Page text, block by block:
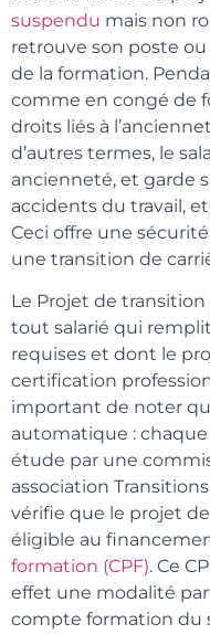
suspendu mais non
retrouve son poste ou
de la formation.
comme en congé de
droits liés à
d’autres termes, le
ancienneté, et garde
accidents du travail,
Ceci offre une
une transition de
Le Projet de
tout salarié qui
requises et dont le
certification
important de noter
automatique : chaque
étude par une
association
vérifie que le projet
éligible au
formation (CPF). Ce
effet une modalité
compte formation du